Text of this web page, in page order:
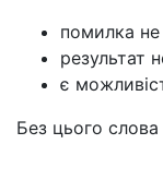
помилка
результат
є
Без цього